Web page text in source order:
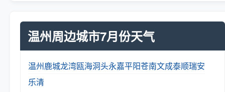
温州周边城市7月份天气
温州鹿城龙湾瓯海洞头永嘉平阳苍南文成泰顺瑞安
乐清